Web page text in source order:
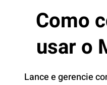
Como
usar o
Lance e gerencie